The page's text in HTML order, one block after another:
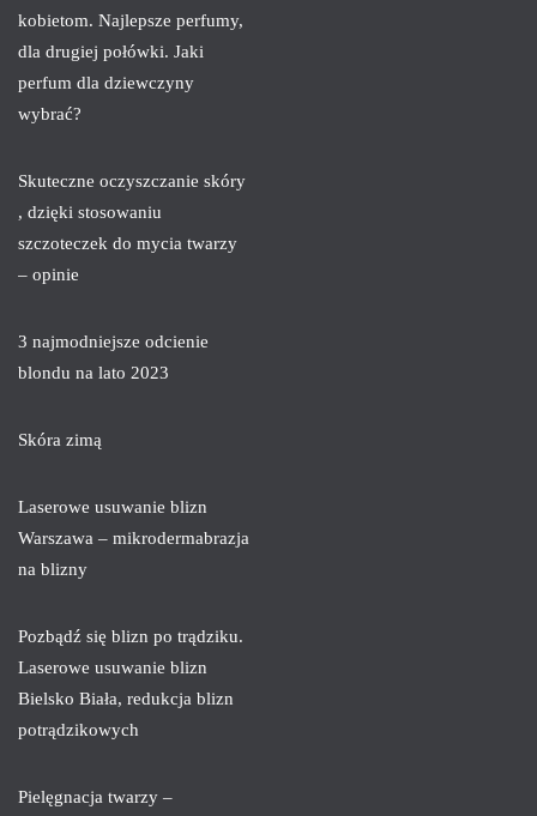
kobietom. Najlepsze perfumy,
dla drugiej połówki. Jaki
perfum dla dziewczyny
wybrać?
Skuteczne oczyszczanie skóry
, dzięki stosowaniu
szczoteczek do mycia twarzy
– opinie
3 najmodniejsze odcienie
blondu na lato 2023
Skóra zimą
Laserowe usuwanie blizn
Warszawa – mikrodermabrazja
na blizny
Pozbądź się blizn po trądziku.
Laserowe usuwanie blizn
Bielsko Biała, redukcja blizn
potrądzikowych
Pielęgnacja twarzy –